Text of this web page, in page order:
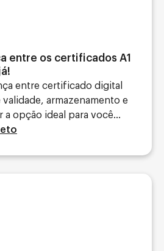
entre os certificados A1
entre certificado digital
validade, armazenamento e
a opção ideal para você...